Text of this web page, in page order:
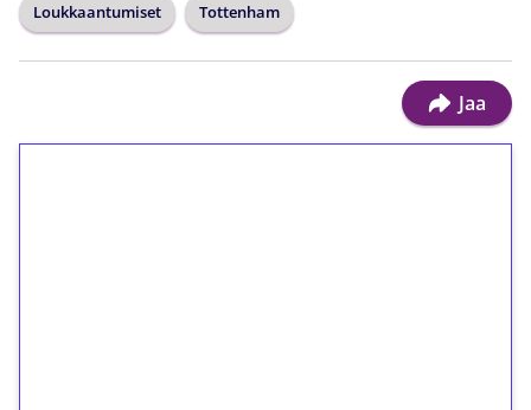
Loukkaantumiset Tottenham
Jaa